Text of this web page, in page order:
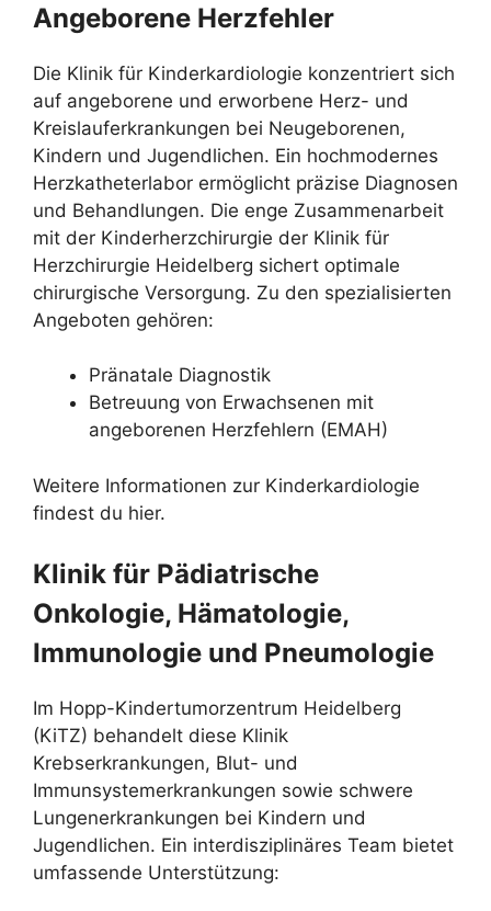
Angeborene Herzfehler
Die Klinik für Kinderkardiologie konzentriert sich
auf angeborene und erworbene Herz- und
Kreislauferkrankungen bei Neugeborenen,
Kindern und Jugendlichen. Ein hochmodernes
Herzkatheterlabor ermöglicht präzise Diagnosen
und Behandlungen. Die enge Zusammenarbeit
mit der Kinderherzchirurgie der Klinik für
Herzchirurgie Heidelberg sichert optimale
chirurgische Versorgung. Zu den spezialisierten
Angeboten gehören:
Pränatale Diagnostik
Betreuung von Erwachsenen mit
angeborenen Herzfehlern (EMAH)
Weitere Informationen zur Kinderkardiologie
findest du hier.
Klinik für Pädiatrische
Onkologie, Hämatologie,
Immunologie und Pneumologie
Im Hopp-Kindertumorzentrum Heidelberg
(KiTZ) behandelt diese Klinik
Krebserkrankungen, Blut- und
Immunsystemerkrankungen sowie schwere
Lungenerkrankungen bei Kindern und
Jugendlichen. Ein interdisziplinäres Team bietet
umfassende Unterstützung: